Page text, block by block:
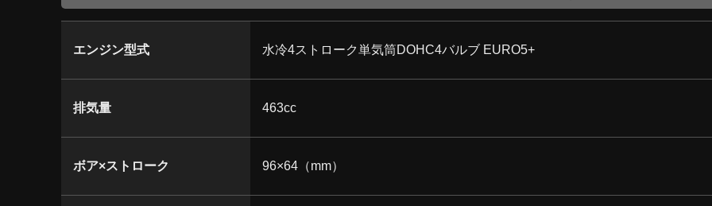
エンジン型式 水冷4ストローク単気筒DOHC4バルブ EURO5+
排気量 463cc
ボア×ストローク 96×64（mm）